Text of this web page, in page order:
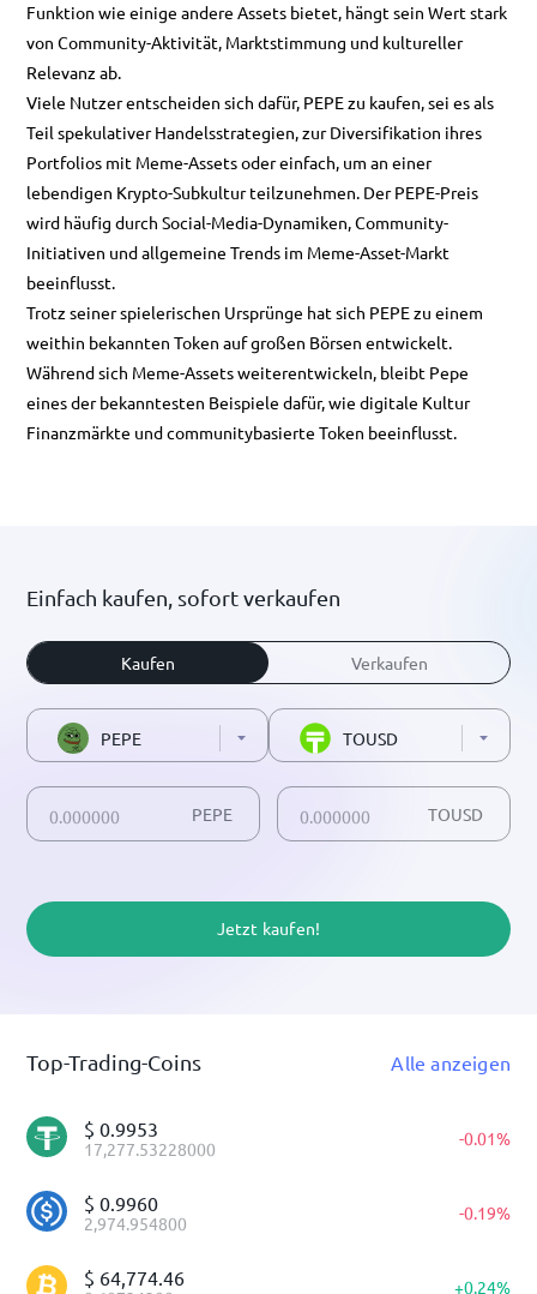
Funktion wie einige andere Assets bietet, hängt sein Wert stark
von Community-Aktivität, Marktstimmung und kultureller
Relevanz ab.
Viele Nutzer entscheiden sich dafür, PEPE zu kaufen, sei es als
Teil spekulativer Handelsstrategien, zur Diversifikation ihres
Portfolios mit Meme-Assets oder einfach, um an einer
lebendigen Krypto-Subkultur teilzunehmen. Der PEPE-Preis
wird häufig durch Social-Media-Dynamiken, Community-
Initiativen und allgemeine Trends im Meme-Asset-Markt
beeinflusst.
Trotz seiner spielerischen Ursprünge hat sich PEPE zu einem
weithin bekannten Token auf großen Börsen entwickelt.
Während sich Meme-Assets weiterentwickeln, bleibt Pepe
eines der bekanntesten Beispiele dafür, wie digitale Kultur
Finanzmärkte und communitybasierte Token beeinflusst.
Einfach kaufen, sofort verkaufen
Kaufen Verkaufen
PEPE TOUSD
PEPE TOUSD
Jetzt kaufen!
Top-Trading-Coins Alle anzeigen
$ 0.9953
17,277.53228000 -0.01%
$ 0.9960
2,974.954800 -0.19%
$ 64,774.46 +0.24%